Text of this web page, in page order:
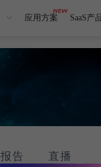
应用方案 SaaS产
报告 直播